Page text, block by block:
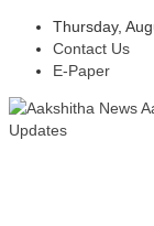
Thursday,
Contact Us
E-Paper
Updates